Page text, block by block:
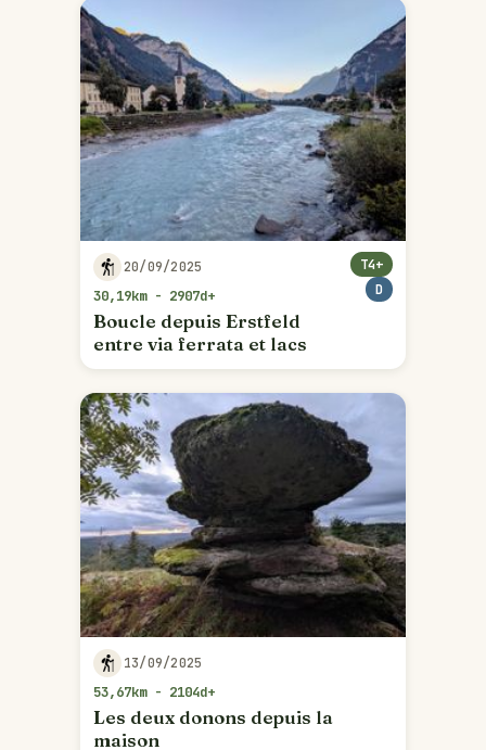
20/09/2025
30,19km - 2907d+
Boucle depuis Erstfeld
entre via ferrata et lacs
T4+
D
13/09/2025
53,67km - 2104d+
Les deux donons depuis la
maison